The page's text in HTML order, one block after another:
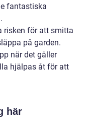
fantastiska
risken för att smitta
på garden.
när det gäller
hjälpas åt för att
här